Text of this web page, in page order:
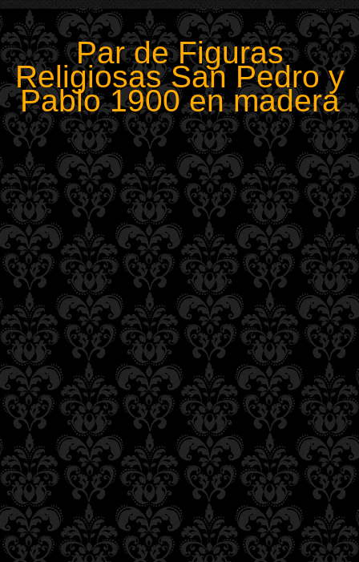
Par de Figuras
Religiosas San Pedro y
Pablo 1900 en madera